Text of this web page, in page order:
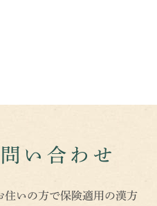
い合わせ
いの方で保険適用の漢方